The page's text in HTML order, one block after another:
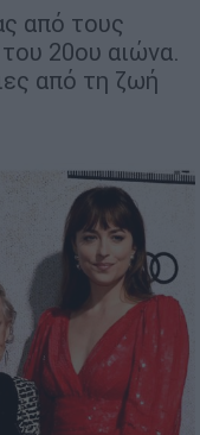
από τους
20ου αιώνα.
από τη ζωή